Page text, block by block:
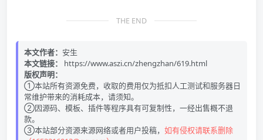
THE END
本文作者： 安生
本文链接：
https://www.aszi.cn/zhengzhan/619.html
版权声明：
①本站所有资源免费，收取的费用仅为抵扣人工测试和服务器日
常维护带来的消耗成本，请须知。
②因源码、模板、插件等程序具有可复制性，一经出售概不退
款。
③本站部分资源来源网络或者用户投稿， 如有侵权请联系删除